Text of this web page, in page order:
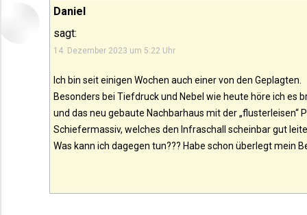
Daniel
sagt:
14. Dezember 2023 um 5:22 Uhr
Ich bin seit einigen Wochen auch einer von den Geplagten.
Besonders bei Tiefdruck und Nebel wie heute höre ich es
und das neu gebaute Nachbarhaus mit der „flusterleisen“
Schiefermassiv, welches den Infraschall scheinbar gut
Was kann ich dagegen tun??? Habe schon überlegt mein